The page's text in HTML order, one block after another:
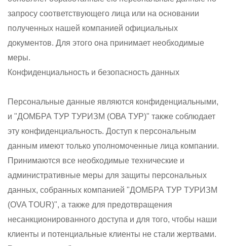
запросу соответствующего лица или на основании
полученных нашей компанией официальных
документов. Для этого она принимает необходимые
меры.
Конфиденциальность и безопасность данных
Персональные данные являются конфиденциальными,
и "ДОМБРА ТУР ТУРИЗМ (ОВА ТУР)" также соблюдает
эту конфиденциальность. Доступ к персональным
данным имеют только уполномоченные лица компании.
Принимаются все необходимые технические и
административные меры для защиты персональных
данных, собранных компанией "ДОМБРА ТУР ТУРИЗМ
(OVA TOUR)", а также для предотвращения
несанкционированного доступа и для того, чтобы наши
клиенты и потенциальные клиенты не стали жертвами.